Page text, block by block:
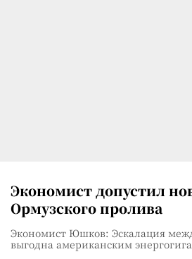
Экономист допустил
Ормузского пролива
Экономист Юшков: Эскалация
выгодна американским